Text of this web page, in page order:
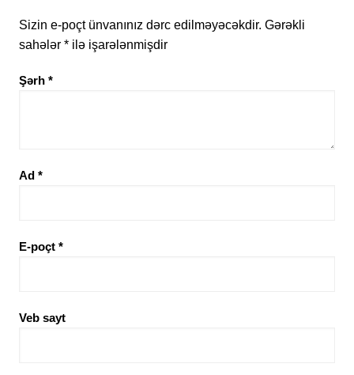
Sizin e-poçt ünvanınız dərc edilməyəcəkdir. Gərəkli
sahələr *ilə işarələnmişdir
Şərh *
Ad *
E-poçt *
Veb sayt